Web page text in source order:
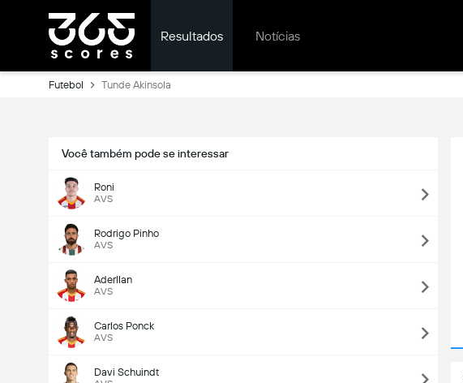
Resultados Notícias
Futebol Tunde Akinsola
Você também pode se interessar
Roni
AVS
Rodrigo Pinho
AVS
Aderllan
AVS
Carlos Ponck
AVS
Davi Schuindt